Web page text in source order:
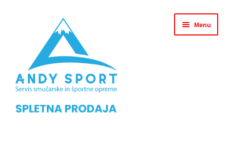
navigation
Menu